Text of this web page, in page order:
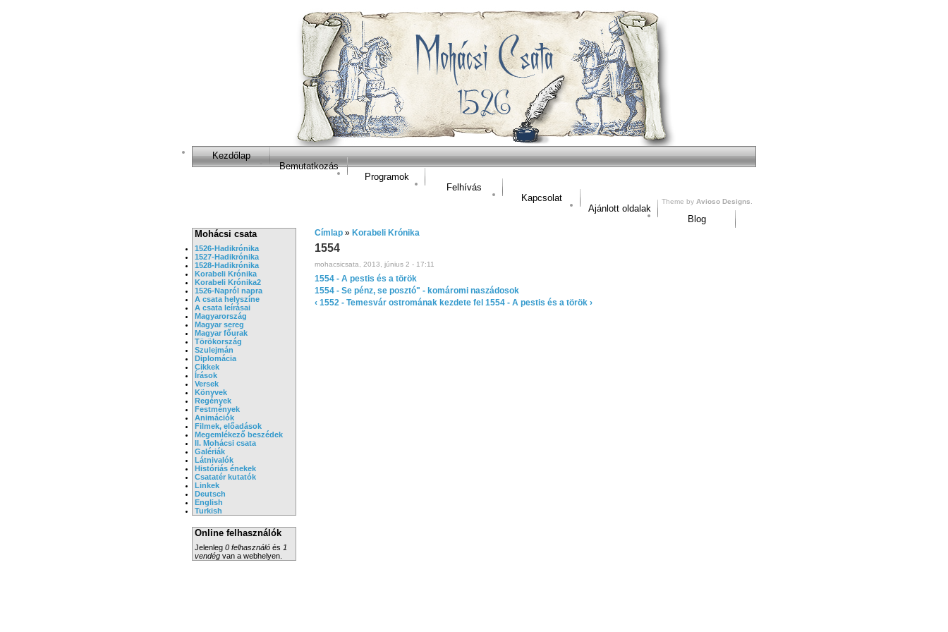
Kezdőlap
Bemutatkozás
Programok
Felhívás
Kapcsolat
Ajánlott oldalak
Blog
Mohácsi csata
1526-Hadikrónika
1527-Hadikrónika
1528-Hadikrónika
Korabeli Krónika
Korabeli Krónika2
1526-Napról napra
A csata helyszíne
A csata leírásai
Magyarország
Magyar sereg
Magyar főurak
Törökország
Szulejmán
Diplomácia
Cikkek
Írások
Versek
Könyvek
Regények
Festmények
Animációk
Filmek, előadások
Megemlékező beszédek
II. Mohácsi csata
Galériák
Látnivalók
Históriás énekek
Csatatér kutatók
Linkek
Deutsch
English
Turkish
Online felhasználók
Jelenleg 0 felhasználó és 1
vendég van a webhelyen.
Címlap » Korabeli Krónika
1554
mohacsicsata, 2013, június 2 - 17:11
1554 - A pestis és a török
1554 - Se pénz, se posztó" - komáromi naszádosok
‹ 1552 - Temesvár ostromának kezdete fel 1554 - A pestis és a török ›
Theme by Avioso Designs